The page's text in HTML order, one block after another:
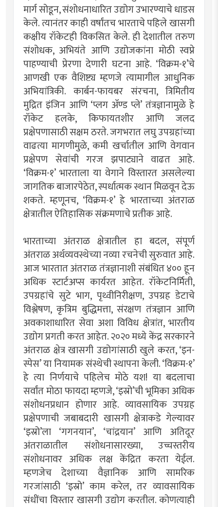
मार्ग सोडून, संशोधनाधारित उद्योग उभारण्याचे धाडस
केले. त्यानंतर काही वर्षांतच भारताचे पहिले खासगी
कक्षीय रॉकेटही विकसित केले. ही देशातील तरुण
संशोधक, अभियंते आणि उद्योजकांना मोठी स्वप्ने
पाहण्याची प्रेरणा देणारी घटना आहे. ‘विक्रम-१’चे
आणखी एक वैशिष्ट्य म्हणजे त्यामागील आधुनिक
अभियांत्रिकी. कार्बन-फायबर संरचना, त्रिमितीय
मुद्रित इंजिन आणि ‘प्लग अ‍ॅण्ड प्ले’ तंत्रज्ञानामुळे हे
रॉकेट हलके, किफायतशीर आणि जलद
प्रक्षेपणासाठी सक्षम ठरते. जगभरात लघु उपग्रहांच्या
वाढत्या मागणीमुळे, कमी खर्चातील आणि वेगवान
प्रक्षेपण सेवांची गरज झपाट्याने वाढत आहे.
‘विक्रम-१’ भारताला या वेगाने विस्तारत असलेल्या
जागतिक बाजारपेठेत, स्पर्धात्मक स्थान मिळवून देऊ
शकते. म्हणूनच, ‘विक्रम-१’ हे भारताच्या अंतराळ
क्षेत्रातील ऐतिहासिक संक्रमणाचे प्रतीक आहे.
भारताच्या अंतराळ क्षेत्रातील हा बदल, संपूर्ण
अंतराळ अर्थव्यवस्थेच्या नव्या रचनेची सुरुवात आहे.
आज भारतात अंतराळ तंत्रज्ञानाशी संबंधित ४०० हून
अधिक स्टार्टअप्स कार्यरत आहेत. रॉकेटनिर्मिती,
उपग्रहांचे सुटे भाग, पृथ्वीनिरीक्षण, उपग्रह डेटाचे
विश्लेषण, कृत्रिम बुद्धिमत्ता, संरक्षण तंत्रज्ञान आणि
अवकाशाधारित सेवा अशा विविध क्षेत्रांत, भारतीय
उद्योग प्रगती करत आहेत. २०२० मध्ये केंद्र सरकारने
अंतराळ क्षेत्र खासगी उद्योगांसाठी खुले करत, ‘इन-
स्पेस’ या नियामक संस्थेची स्थापना केली. ‘विक्रम-१’
हे त्या निर्णयाचे पहिलेच मोठे यश! या बदलाचा
सर्वांत मोठा फायदा म्हणजे, ‘इस्रो’ची भूमिका अधिक
संशोधनप्रधान होणार आहे. व्यावसायिक उपग्रह
प्रक्षेपणाची जबाबदारी खासगी क्षेत्राकडे गेल्यावर
‘इस्रो’ला ‘गगनयान’, ‘चांद्रयान’ आणि अतिदूर
अंतराळातील संशोधनासारख्या, उच्चस्तरीय
संशोधनावर अधिक लक्ष केंद्रित करता येईल.
म्हणजेच देशाच्या वैज्ञानिक आणि सामरिक
गरजांसाठी ‘इस्रो’ काम करेल, तर व्यावसायिक
संधींचा विस्तार खासगी उद्योग करतील. कोणत्याही